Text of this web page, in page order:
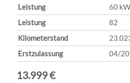
Leistung
60
Leistung
82
Kilometerstand
Erstzulassung
04/
13.999 €